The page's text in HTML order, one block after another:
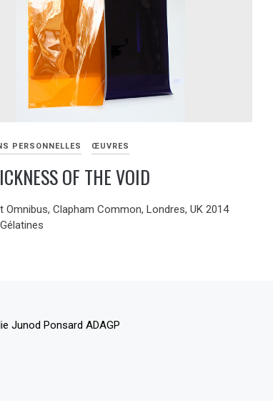
PERSONNELLES ŒUVRES
OF THE VOID
Omnibus, Clapham Common, Londres, UK 2014
Junod Ponsard ADAGP